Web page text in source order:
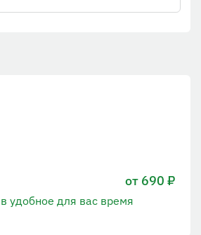
от 690 ₽
удобное для вас время